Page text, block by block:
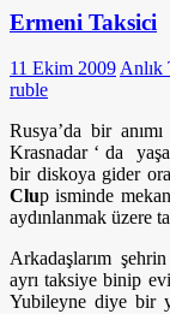
Ermeni Taksici
11 Ekim 2009 Anlık
ruble
Rusya’da bir
Krasnadar ‘ da
bir diskoya gider
Clup isminde
aydınlanmak üzere
Arkadaşlarım
ayrı taksiye binip
Yubileyne diye bir